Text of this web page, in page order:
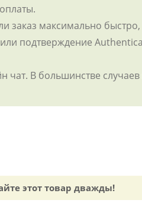
заказ максимально
подтверждение
чат. В большинстве
этот товар дважды!